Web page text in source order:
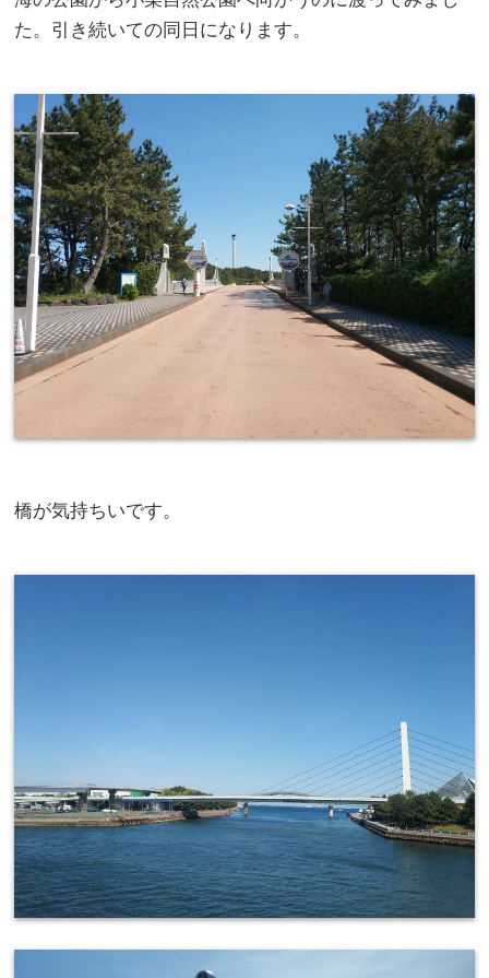
た。引き続いての同日になります。
橋が気持ちいです。